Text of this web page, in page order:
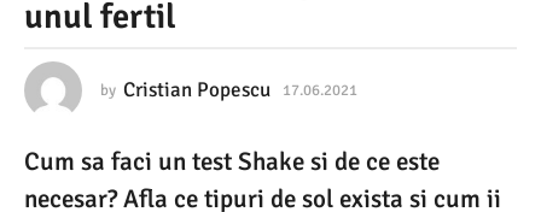
0
.
0
2
unul fertil
by Cristian Popescu 17.06.2021
0
.
Cum sa faci un test Shake si de ce este
necesar? Afla ce tipuri de sol exista si cum ii